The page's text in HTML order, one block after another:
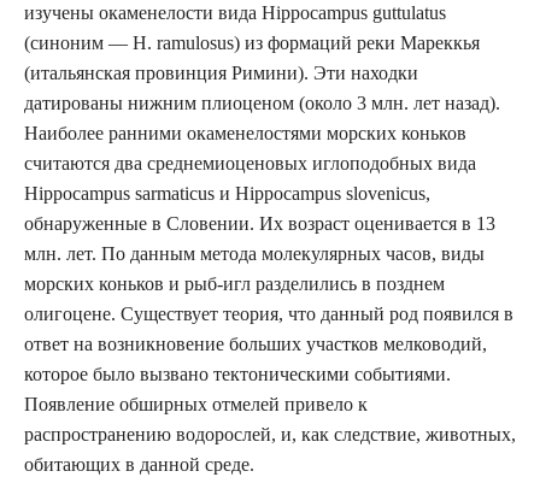
изучены окаменелости вида Hippocampus guttulatus
(синоним — H. ramulosus) из формаций реки Мареккья
(итальянская провинция Римини). Эти находки
датированы нижним плиоценом (около 3 млн. лет назад).
Наиболее ранними окаменелостями морских коньков
считаются два среднемиоценовых иглоподобных вида
Hippocampus sarmaticus и Hippocampus slovenicus,
обнаруженные в Словении. Их возраст оценивается в 13
млн. лет. По данным метода молекулярных часов, виды
морских коньков и рыб-игл разделились в позднем
олигоцене. Существует теория, что данный род появился в
ответ на возникновение больших участков мелководий,
которое было вызвано тектоническими событиями.
Появление обширных отмелей привело к
распространению водорослей, и, как следствие, животных,
обитающих в данной среде.